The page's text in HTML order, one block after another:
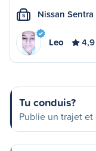
S Nissan
Leo 4,9
Tu conduis?
Publie un trajet